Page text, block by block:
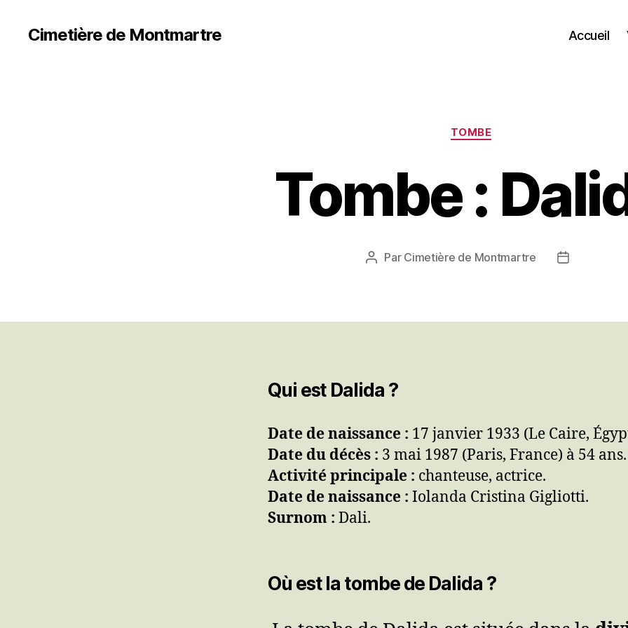
Cimetière de Montmartre Accueil
Catégories
TOMBE
Tombe :
Auteur
Par Cimetière de Montmartre
Date
Qui est Dalida ?
Date de naissance : 17 janvier 1933 (Le Caire,
Date du décès : 3 mai 1987 (Paris, France) à 54 ans.
Activité principale : chanteuse, actrice.
Date de naissance : Iolanda Cristina Gigliotti.
Surnom : Dali.
Où est la tombe de Dalida ?